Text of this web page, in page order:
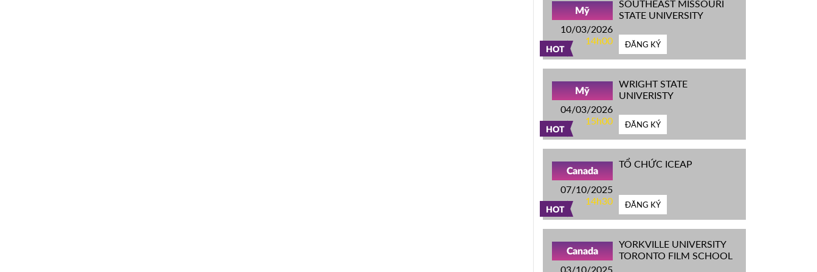
HOT
Mỹ
10/03/2026
14h00
SOUTHEAST MISSOURI
STATE UNIVERSITY
ĐĂNG KÝ
HOT
Mỹ
04/03/2026
15h00
WRIGHT STATE
UNIVERISTY
ĐĂNG KÝ
HOT
Canada
07/10/2025
14h30
TỔ CHỨC ICEAP
ĐĂNG KÝ
Canada
03/10/2025
YORKVILLE UNIVERSITY
TORONTO FILM SCHOOL